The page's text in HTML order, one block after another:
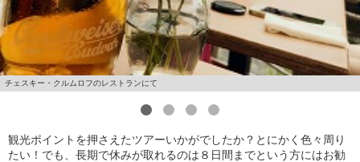
チェスキー・クルムロフのレストランにて
観光ポイントを押さえたツアーいかがでしたか？とにかく色々周り
たい！でも、長期で休みが取れるのは８日間までという方にはお勧